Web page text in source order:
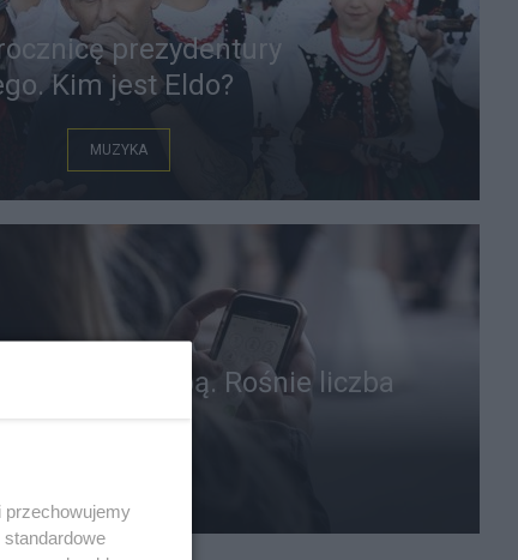
prezydentury
Kim jest Eldo?
MUZYKA
pracy pod lupą. Rośnie liczba
przechowujemy